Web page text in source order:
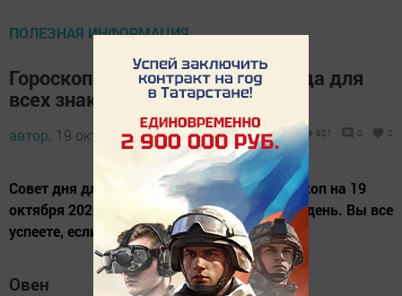
ПОЛЕЗНАЯ ИНФОРМАЦИЯ
Гороскоп на 19 октября 2020 года для
всех знаков Зодиака
автор, 19 октября 2020 - 08:26 921 0 0
Совет дня для всех Знаков Зодиака. Гороскоп на 19
октября 2020 года обещает плодотворный день. Вы все
успеете, если составите план.
Овен